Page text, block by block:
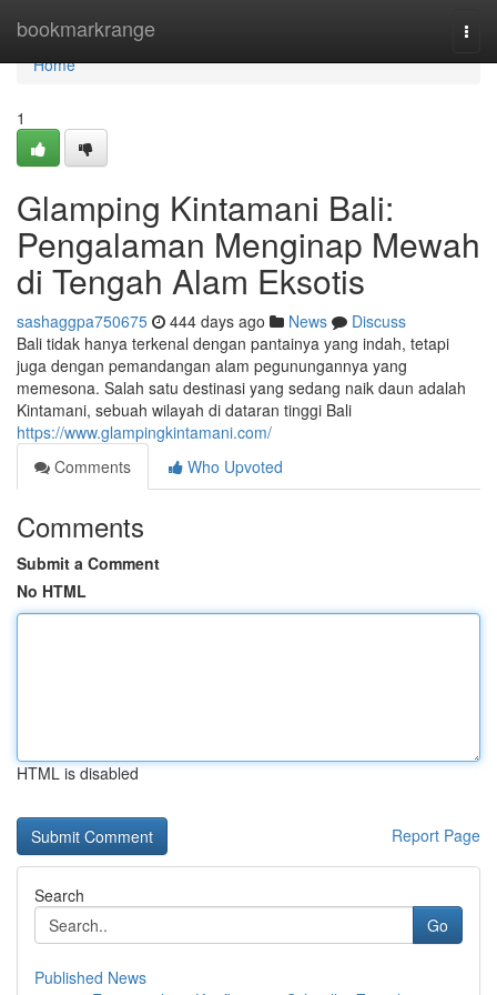
bookmarkrange
Home
Home
1
Glamping Kintamani Bali:
Pengalaman Menginap Mewah
di Tengah Alam Eksotis
sashaggpa750675 444 days ago News
Discuss
Bali tidak hanya terkenal dengan pantainya yang indah, tetapi
juga dengan pemandangan alam pegunungannya yang
memesona. Salah satu destinasi yang sedang naik daun adalah
Kintamani, sebuah wilayah di dataran tinggi Bali
https://www.glampingkintamani.com/
Comments
Who Upvoted
Comments
Submit a Comment
No HTML
HTML is disabled
Report Page
Search
Go
Published News